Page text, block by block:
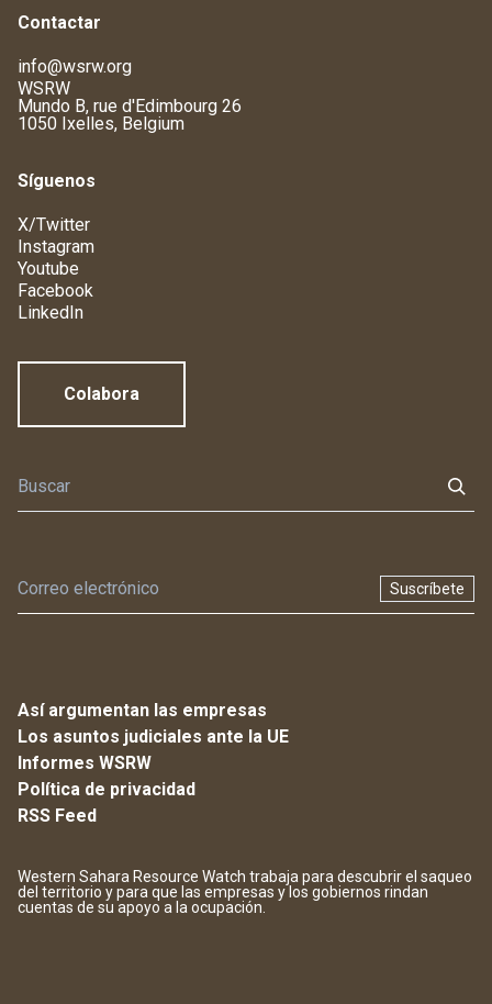
Contactar
info@wsrw.org
WSRW
Mundo B, rue d'Edimbourg 26
1050 Ixelles, Belgium
Síguenos
X/Twitter
Instagram
Youtube
Facebook
LinkedIn
Colabora
Suscríbete
Así argumentan las empresas
Los asuntos judiciales ante la UE
Informes WSRW
Política de privacidad
RSS Feed
Western Sahara Resource Watch trabaja para descubrir el saqueo
del territorio y para que las empresas y los gobiernos rindan
cuentas de su apoyo a la ocupación.